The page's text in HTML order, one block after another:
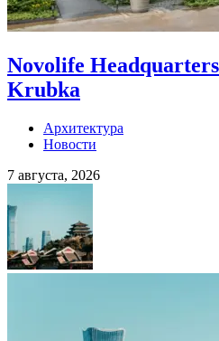
Novolife
Krubka
Архитектура
Новости
7 августа, 2026